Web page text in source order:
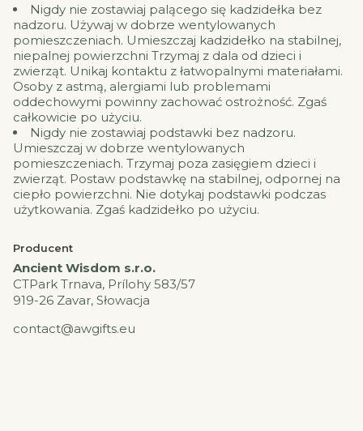
Nigdy nie zostawiaj palącego się kadzidełka bez
nadzoru. Używaj w dobrze wentylowanych
pomieszczeniach. Umieszczaj kadzidełko na stabilnej,
niepalnej powierzchni Trzymaj z dala od dzieci i
zwierząt. Unikaj kontaktu z łatwopalnymi materiałami.
Osoby z astmą, alergiami lub problemami
oddechowymi powinny zachować ostrożność. Zgaś
całkowicie po użyciu.
Nigdy nie zostawiaj podstawki bez nadzoru.
Umieszczaj w dobrze wentylowanych
pomieszczeniach. Trzymaj poza zasięgiem dzieci i
zwierząt. Postaw podstawkę na stabilnej, odpornej na
ciepło powierzchni. Nie dotykaj podstawki podczas
użytkowania. Zgaś kadzidełko po użyciu.
Producent
Ancient Wisdom s.r.o.
CTPark Trnava, Prílohy 583/57
919-26 Zavar, Słowacja
contact@awgifts.eu